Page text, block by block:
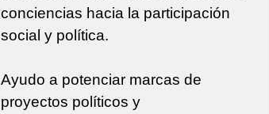
conciencias hacia la participación
social y política.
Ayudo a potenciar marcas de
proyectos políticos y